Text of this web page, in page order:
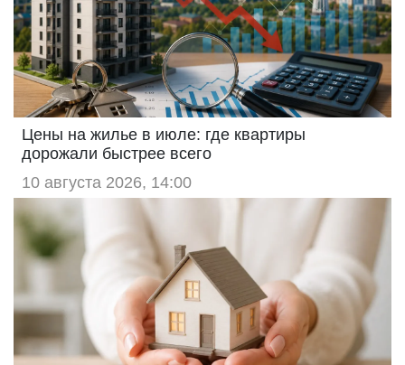
Цены на жилье в июле: где квартиры
дорожали быстрее всего
10 августа 2026, 14:00